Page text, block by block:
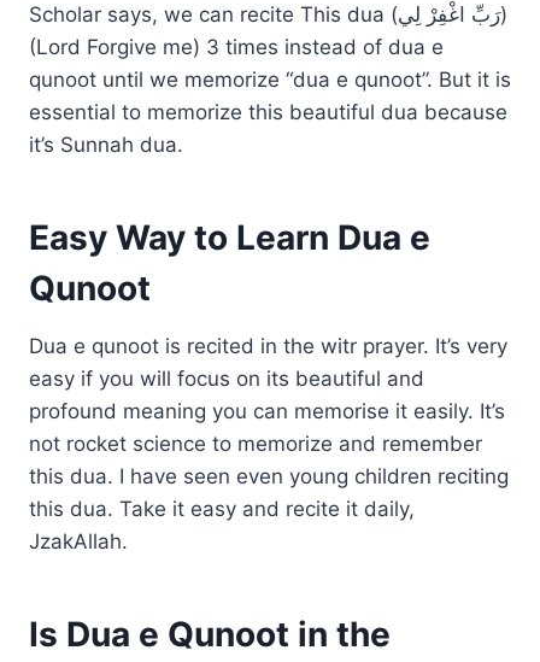
Scholar says, we can recite This dua (رَبِّ اغْفِرْ لِي)
(Lord Forgive me) 3 times instead of dua e
qunoot until we memorize “dua e qunoot”. But it is
essential to memorize this beautiful dua because
it’s Sunnah dua.
Easy Way to Learn Dua e
Qunoot
Dua e qunoot is recited in the witr prayer. It’s very
easy if you will focus on its beautiful and
profound meaning you can memorise it easily. It’s
not rocket science to memorize and remember
this dua. I have seen even young children reciting
this dua. Take it easy and recite it daily,
JzakAllah.
Is Dua e Qunoot in the